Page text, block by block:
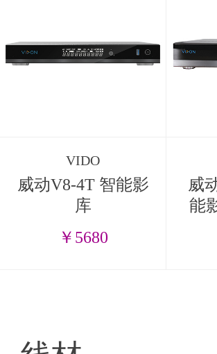
VIDO
威动V8-4T 智能影
库
￥5680
威
能